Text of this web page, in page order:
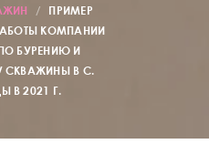
/
ПРИМЕР
КОМПАНИИ
ПО БУРЕНИЮ И
СКВАЖИНЫ В С.
В 2021 Г.